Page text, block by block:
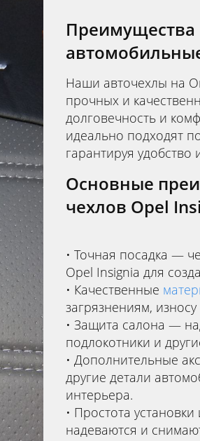
Преимущества
Наши авточехлы на
прочных и
долговечность и
идеально подходят
гарантируя удобство
Основные
чехлов Opel
Точная посадка —
Opel Insignia для
Качественные
загрязнениям,
Защита салона —
подлокотники и
Дополнительные
другие детали
интерьера.
Простота
надеваются и